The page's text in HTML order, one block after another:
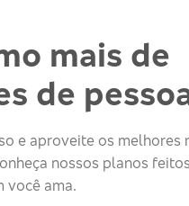
mais de
de
e aproveite os melhores
nossos planos
você ama.